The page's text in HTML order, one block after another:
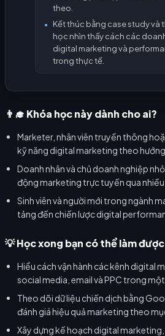
theo.
●
Kết thúc bằng case study và
học nhìn thấy cách các
digital marketing và
trong thực tế.
👨‍🎓 Khóa học này dành cho ai?
Marketer, nhân viên truyền thông
kỹ năng digital marketing theo
Doanh nhân và chủ doanh nghiệp
động marketing trực tuyến qua nhiều
Sinh viên và người mới trong ngành
tảng đến chiến lược digital
💡 Học xong bạn có thể làm
Hiểu cách vận hành các kênh digital
social media, email và PPC trong
Theo dõi dữ liệu chiến dịch bằng
đánh giá hiệu quả marketing theo
Xây dựng kế hoạch digital